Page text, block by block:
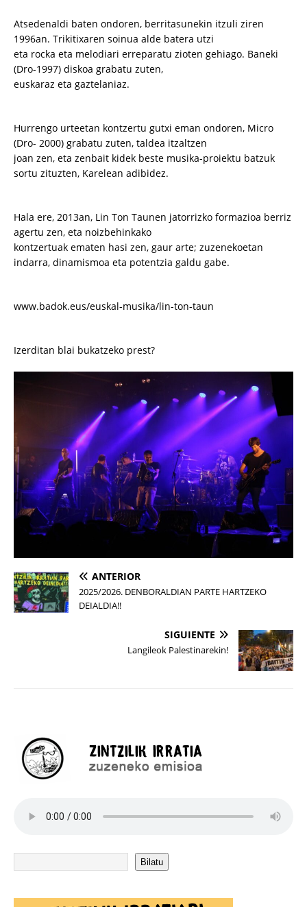
Atsedenaldi baten ondoren, berritasunekin itzuli ziren
1996an. Trikitixaren soinua alde batera utzi
eta rocka eta melodiari erreparatu zioten gehiago. Baneki
(Dro-1997) diskoa grabatu zuten,
euskaraz eta gaztelaniaz.
Hurrengo urteetan kontzertu gutxi eman ondoren, Micro
(Dro- 2000) grabatu zuten, taldea itzaltzen
joan zen, eta zenbait kidek beste musika-proiektu batzuk
sortu zituzten, Karelean adibidez.
Hala ere, 2013an, Lin Ton Taunen jatorrizko formazioa berriz
agertu zen, eta noizbehinkako
kontzertuak ematen hasi zen, gaur arte; zuzenekoetan
indarra, dinamismoa eta potentzia galdu gabe.
www.badok.eus/euskal-musika/lin-ton-taun
Izerditan blai bukatzeko prest?
ANTERIOR
2025/2026. DENBORALDIAN PARTE HARTZEKO
DEIALDIA!!
SIGUIENTE
Langileok Palestinarekin!
Bilatu